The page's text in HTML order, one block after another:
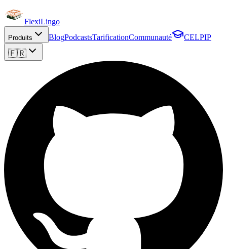
FlexiLingo
Produits BlogPodcastsTarificationCommunauté CELPIP
🇫🇷